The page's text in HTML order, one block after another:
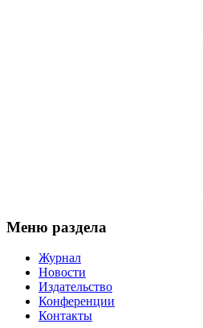
Меню раздела
Журнал
Новости
Издательство
Конференции
Контакты